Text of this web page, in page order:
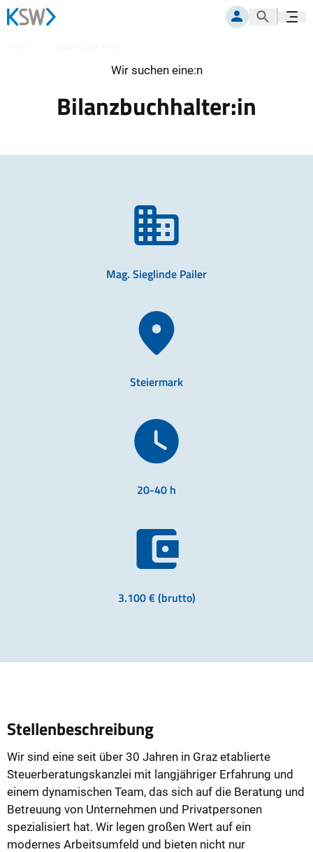
MITGLIEDERPORTAL
Suche
Wir suchen eine:n
Bilanzbuchhalter:in
Mag. Sieglinde Pailer
Steiermark
20-40 h
3.100 € (brutto)
Stellenbeschreibung
Wir sind eine seit über 30 Jahren in Graz etablierte
Steuerberatungskanzlei mit langjähriger Erfahrung und
einem dynamischen Team, das sich auf die Beratung und
Betreuung von Unternehmen und Privatpersonen
spezialisiert hat. Wir legen großen Wert auf ein
modernes Arbeitsumfeld und bieten nicht nur